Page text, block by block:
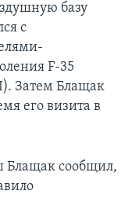
базу
с
F-35
Затем Блащак
его визита в
Блащак сообщил,